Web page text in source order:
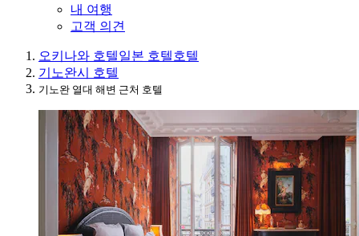
내 여행
고객 의견
오키나와 호텔일본 호텔호텔
기노완시 호텔
기노완 열대 해변 근처 호텔